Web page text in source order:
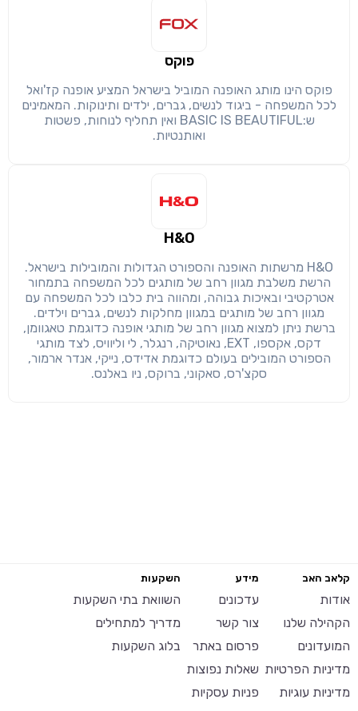
פוקס
פוקס הינו מותג האופנה המוביל בישראל המציע אופנה קז'ואל
לכל המשפחה - ביגוד לנשים, גברים, ילדים ותינוקות. המאמינים
ש:BASIC IS BEAUTIFUL ואין תחליף לנוחות, פשטות
ואותנטיות.
H&O
H&O מרשתות האופנה והספורט הגדולות והמובילות בישראל.
הרשת משלבת מגוון רחב של מותגים לכל המשפחה בתמחור
אטרקטיבי ובאיכות גבוהה, ומהווה בית כלבו לכל המשפחה עם
מגוון רחב של מותגים במגוון מחלקות לנשים, גברים וילדים.
ברשת ניתן למצוא מגוון רחב של מותגי אופנה כדוגמת טאגוומן,
דקס, אקספו, EXT, נאוטיקה, רנגלר, לי וליוויס, לצד מותגי
הספורט המובילים בעולם כדוגמת אדידס, נייקי, אנדר ארמור,
סקצ'רס, סאקוני, ברוקס, ניו באלנס.
קלאב האב
אודות
הקהילה שלנו
המועדונים
מדיניות הפרטיות
מדיניות עוגיות
מידע
עדכונים
צור קשר
פרסום באתר
שאלות נפוצות
פניות עסקיות
השקעות
השוואת בתי השקעות
מדריך למתחילים
בלוג השקעות